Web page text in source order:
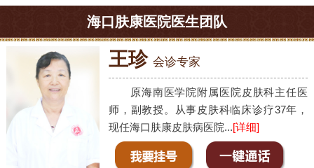
海口肤康医院医生团队
王珍 会诊专家
原海南医学院附属医院皮肤科主任医
师，副教授。从事皮肤科临床诊疗37年，
现任海口肤康皮肤病医院...[详细]